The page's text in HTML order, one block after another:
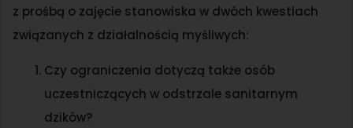
z prośbą o zajęcie stanowiska w dwóch kwestiach
związanych z działalnością myśliwych:
Czy ograniczenia dotyczą także osób
uczestniczących w odstrzale sanitarnym
dzików?